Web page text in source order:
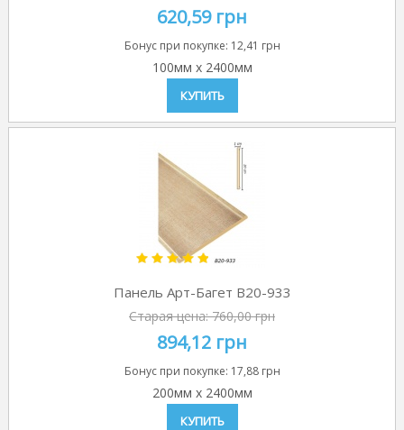
620,59 грн
Бонус при покупке: 12,41 грн
100мм x 2400мм
КУПИТЬ
Панель Арт-Багет B20-933
Старая цена:760,00 грн
894,12 грн
Бонус при покупке: 17,88 грн
200мм x 2400мм
КУПИТЬ